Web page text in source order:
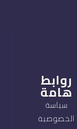
روابط
هامة
سياسة
الخصوصية